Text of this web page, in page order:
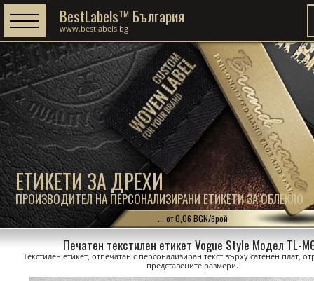
ЕТИКЕТИ ЗА ДРЕХИ
ПРОИЗВОДИТЕЛ НА ПЕРСОНАЛИЗИРАНИ ЕТИКЕТИ ЗА ОБЛЕКЛО
BestLabels™ България
www.bestlabels.bg
... от 0,06 BGN/брой
Печатен текстилен етикет Vogue Style Модел TL-
Текстилен етикет, отпечатан с персонализиран текст върху сатенен плат,
представените размери.